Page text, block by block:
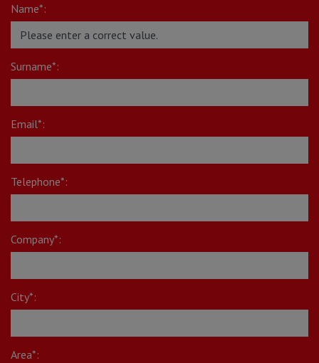
Name*:
Surname*:
Email*:
Telephone*:
Company*:
City*:
Area*: